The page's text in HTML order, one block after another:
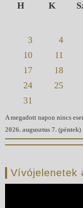
H K
3
4
10
11
17
18
24
25
31
A megadott napon nincs
2026. augusztus 7. (péntek)
Vívójelenetek